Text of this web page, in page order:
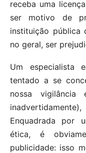
receba uma
ser motivo de
instituição pública
no geral, ser
Um especialista
tentado a se
nossa vigilância
Enquadrada por
ética, é
publicidade: isso